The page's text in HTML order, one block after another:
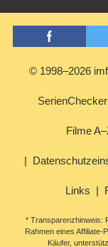
© 1998–2026
Filme
Links
* Transparenzhinweis:
Rahmen eines
Käufer,